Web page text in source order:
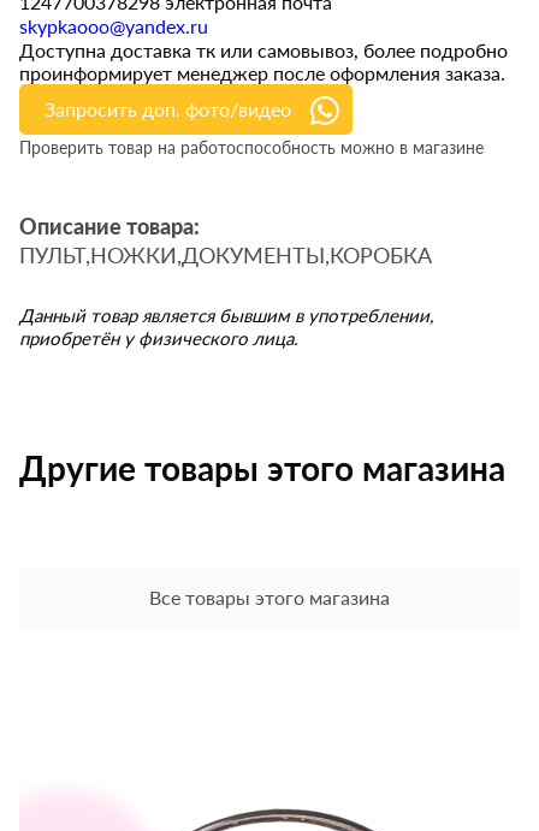
skypkaooo@yandex.ru
Доступна доставка тк или самовывоз, более подробно
проинформирует менеджер после оформления заказа.
Запросить доп. фото/видео
Проверить товар на работоспособность можно в магазине
Описание товара:
ПУЛЬТ,НОЖКИ,ДОКУМЕНТЫ,КОРОБКА
Данный товар является бывшим в употреблении,
приобретён у физического лица.
Другие товары этого магазина
Все товары этого магазина